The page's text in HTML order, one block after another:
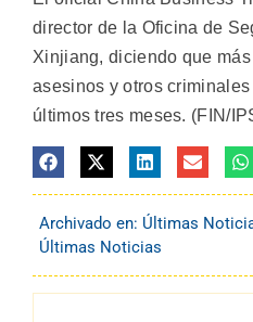
director de la Oficina de
Xinjiang, diciendo que
asesinos y otros
últimos tres meses. (FIN/
Archivado en: Últimas
Últimas Noticias